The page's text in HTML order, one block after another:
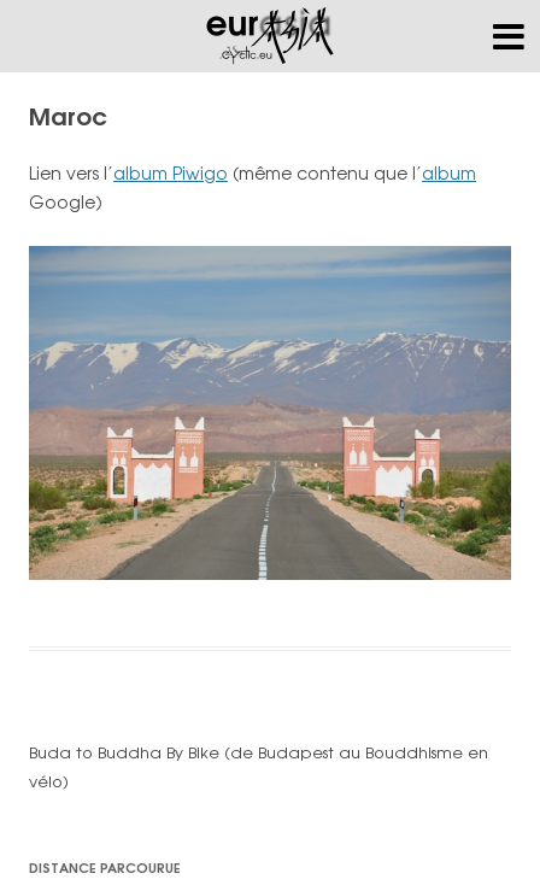
Maroc
Lien vers l’album Piwigo (même contenu que l’album
Google)
Buda to Buddha By Bike (de Budapest au Bouddhisme en
vélo)
DISTANCE PARCOURUE